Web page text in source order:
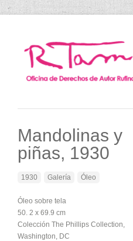
Mandolinas y
piñas, 1930
1930 Galería Óleo
Óleo sobre tela
50. 2 x 69.9 cm
Colección The Phillips Collection,
Washington, DC